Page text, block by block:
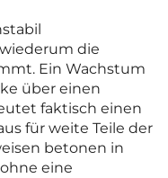
die
Ein Wachstum
über einen
faktisch einen
für weite Teile der
betonen in
eine